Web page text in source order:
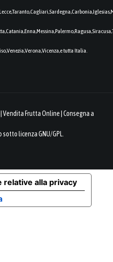
tutta Italia.
Vendita Frutta Online | Consegna a
sottolicenza GNU/GPL.
alla privacy